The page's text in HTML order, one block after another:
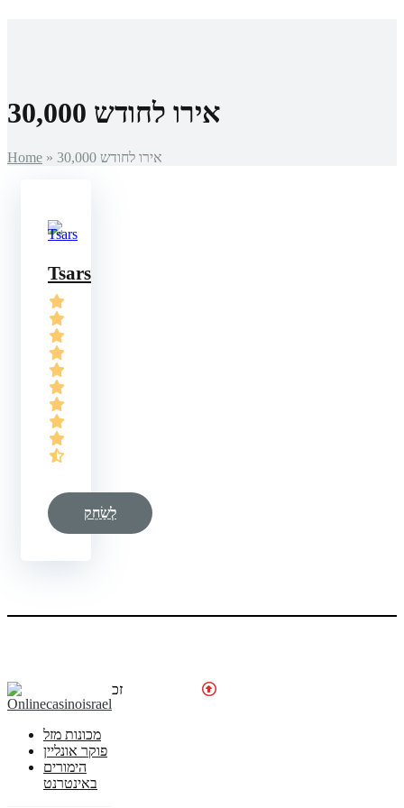
30,000 אירו לחודש
Home » 30,000 אירו לחודש
Tsars
לְשַׂחֵק
© זכויות יוצרים 2026
מכונות מזל
פוקר אונליין
הימורים
באינטרנט